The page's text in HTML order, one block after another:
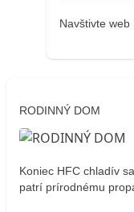
Navštivte web
RODINNÝ DOM
Koniec HFC chladív
patrí prírodnému